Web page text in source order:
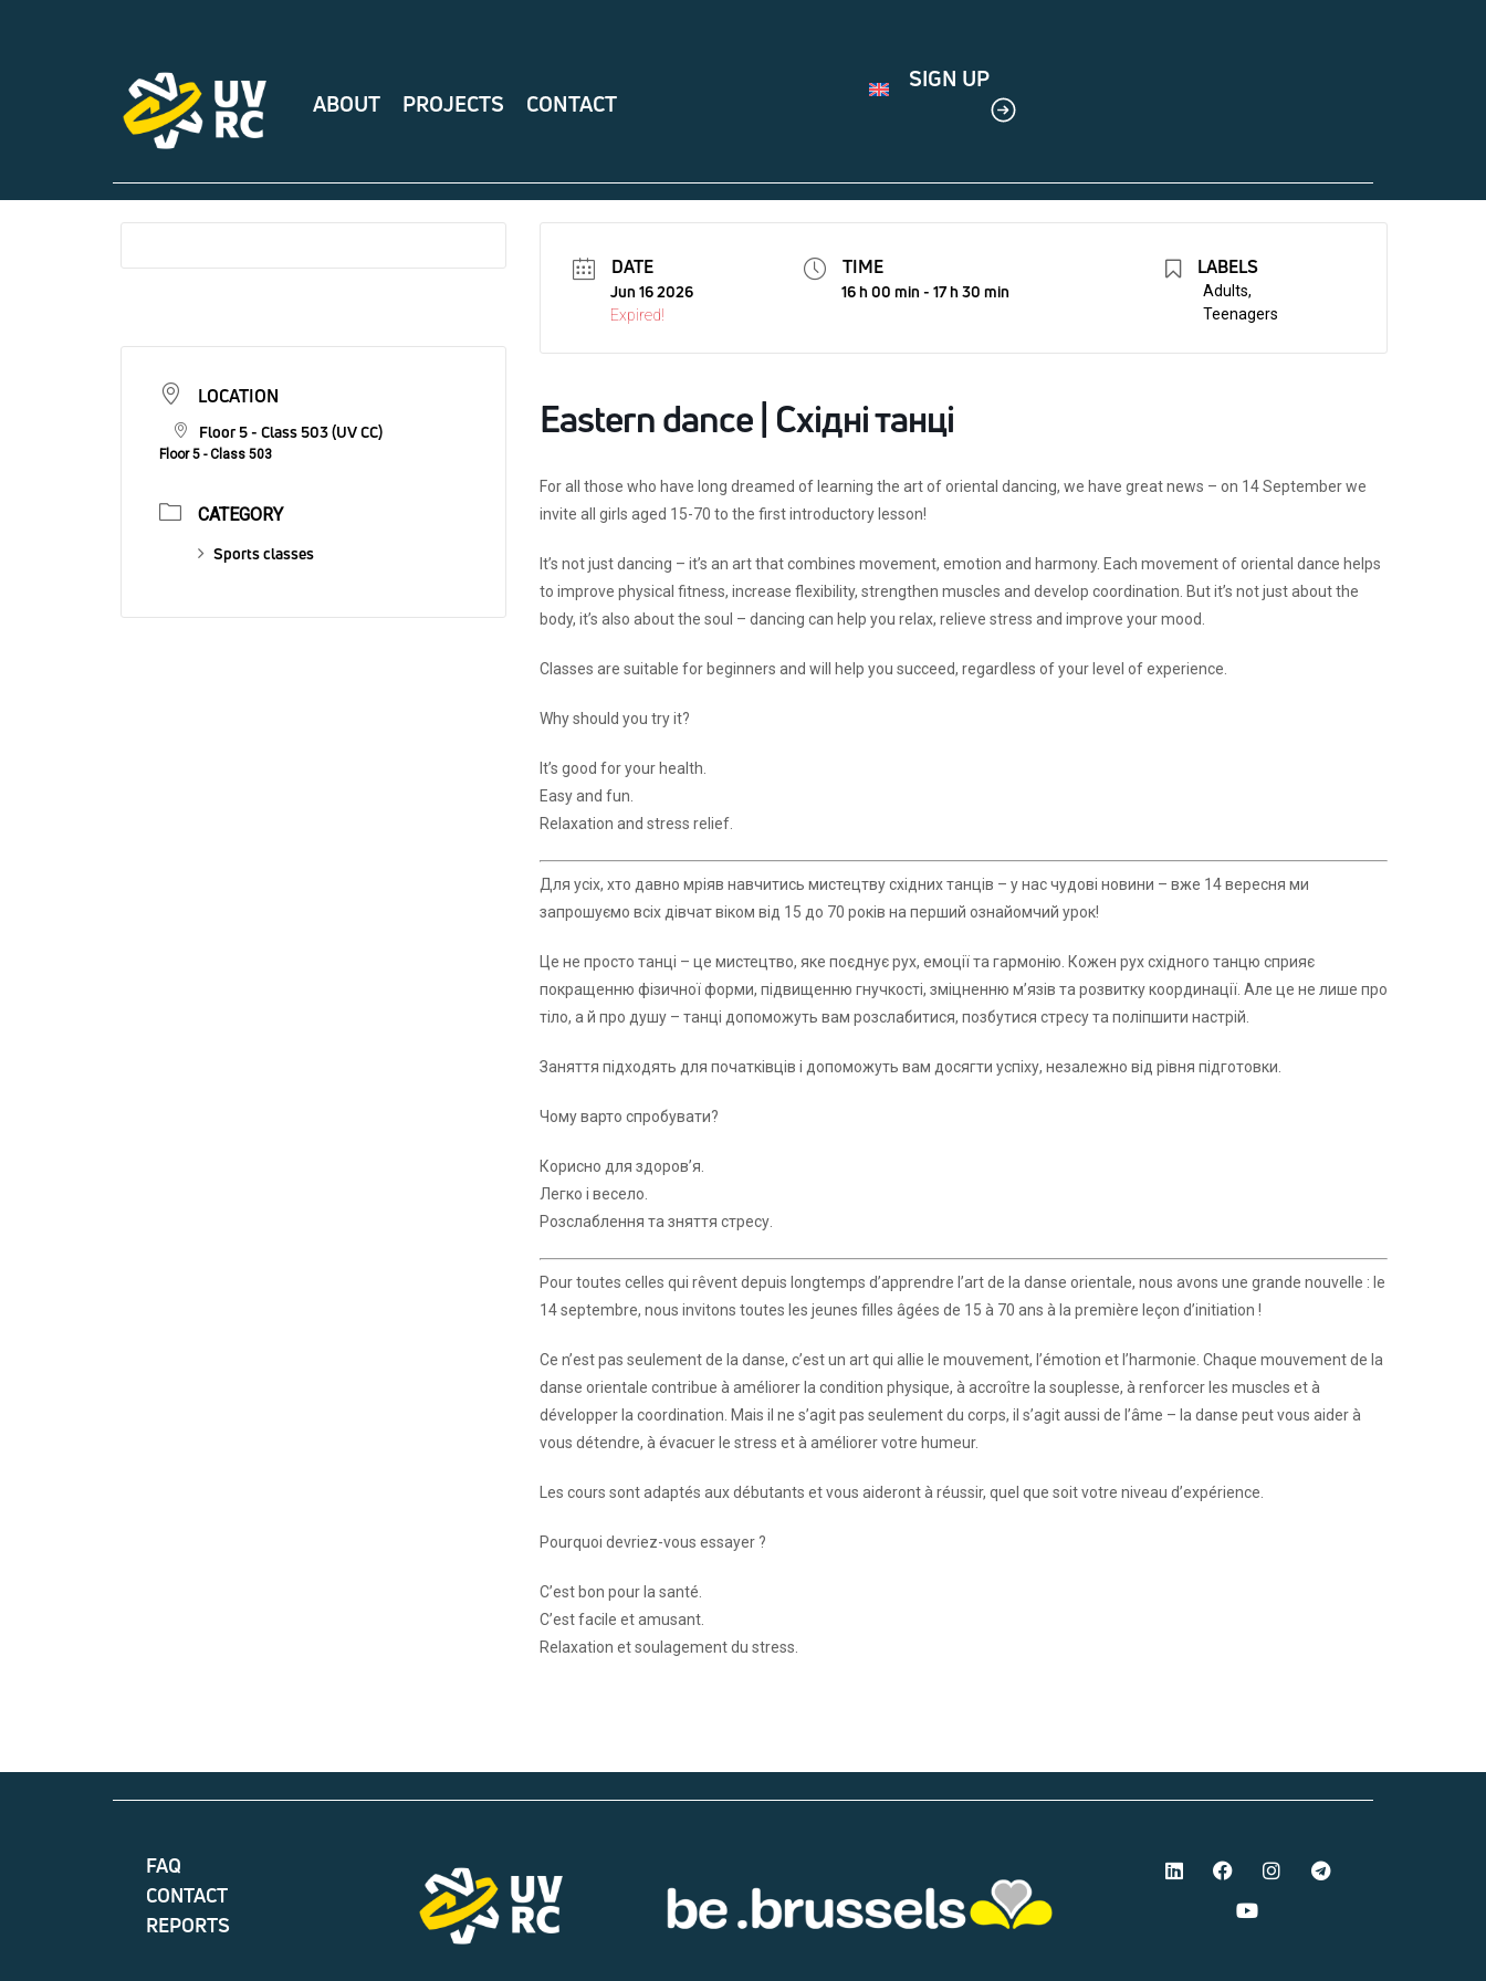
ABOUT PROJECTS CONTACT
SIGN UP
LOCATION
Floor 5 - Class 503 (UV CC)
Floor 5 - Class 503
CATEGORY
Sports classes
DATE
Jun 16 2026
Expired!
TIME
16 h 00 min - 17 h 30 min
LABELS
Adults,
Teenagers
Eastern dance | Східні танці
For all those who have long dreamed of learning the art of oriental dancing, we have great news – on 14 September we
invite all girls aged 15-70 to the first introductory lesson!
It’s not just dancing – it’s an art that combines movement, emotion and harmony. Each movement of oriental dance helps
to improve physical fitness, increase flexibility, strengthen muscles and develop coordination. But it’s not just about the
body, it’s also about the soul – dancing can help you relax, relieve stress and improve your mood.
Classes are suitable for beginners and will help you succeed, regardless of your level of experience.
Why should you try it?
It’s good for your health.
Easy and fun.
Relaxation and stress relief.
Для усіх, хто давно мріяв навчитись мистецтву східних танців – у нас чудові новини – вже 14 вересня ми
запрошуємо всіх дівчат віком від 15 до 70 років на перший ознайомчий урок!
Це не просто танці – це мистецтво, яке поєднує рух, емоції та гармонію. Кожен рух східного танцю сприяє
покращенню фізичної форми, підвищенню гнучкості, зміцненню м’язів та розвитку координації. Але це не лише про
тіло, а й про душу – танці допоможуть вам розслабитися, позбутися стресу та поліпшити настрій.
Заняття підходять для початківців і допоможуть вам досягти успіху, незалежно від рівня підготовки.
Чому варто спробувати?
Корисно для здоров’я.
Легко і весело.
Розслаблення та зняття стресу.
Pour toutes celles qui rêvent depuis longtemps d’apprendre l’art de la danse orientale, nous avons une grande nouvelle : le
14 septembre, nous invitons toutes les jeunes filles âgées de 15 à 70 ans à la première leçon d’initiation !
Ce n’est pas seulement de la danse, c’est un art qui allie le mouvement, l’émotion et l’harmonie. Chaque mouvement de la
danse orientale contribue à améliorer la condition physique, à accroître la souplesse, à renforcer les muscles et à
développer la coordination. Mais il ne s’agit pas seulement du corps, il s’agit aussi de l’âme – la danse peut vous aider à
vous détendre, à évacuer le stress et à améliorer votre humeur.
Les cours sont adaptés aux débutants et vous aideront à réussir, quel que soit votre niveau d’expérience.
Pourquoi devriez-vous essayer ?
C’est bon pour la santé.
C’est facile et amusant.
Relaxation et soulagement du stress.
FAQ
CONTACT
REPORTS